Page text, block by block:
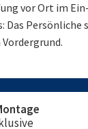
vor Ort im
Das Persönliche